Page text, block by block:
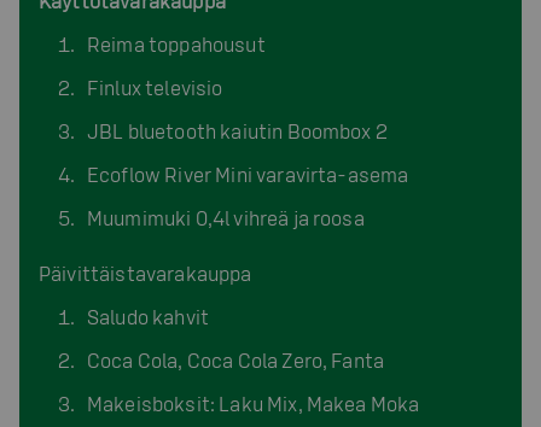
Reima toppahousut
Finlux televisio
JBL bluetooth kaiutin Boombox 2
Ecoflow River Mini varavirta-asema
Muumimuki 0,4l vihreä ja roosa
Päivittäistavarakauppa
Saludo kahvit
Coca Cola, Coca Cola Zero, Fanta
Makeisboksit: Laku Mix, Makea Moka